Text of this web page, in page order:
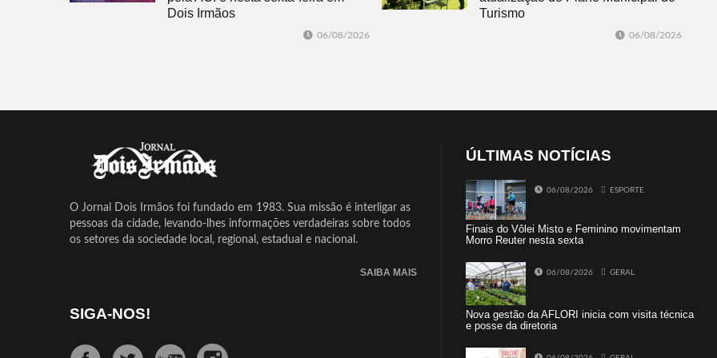
Dois Irmãos
06/08/2026
Turismo
06/08/2026
O Jornal Dois Irmãos foi fundado em 1983. Sua missão é interligar as
pessoas da cidade, levando-lhes informações verdadeiras sobre todos
os setores da sociedade local, regional, estadual e nacional.
SAIBA MAIS
SIGA-NOS!
ÚLTIMAS NOTÍCIAS
06/08/2026 ESPORTE
Finais do Vôlei Misto e Feminino movimentam
Morro Reuter nesta sexta
06/08/2026 GERAL
Nova gestão da AFLORI inicia com visita técnica
e posse da diretoria